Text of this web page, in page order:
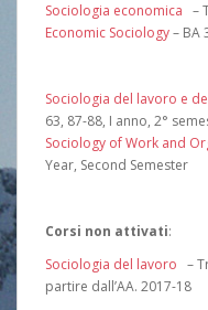
Sociologia economica –
Economic Sociology– BA
Sociologia del lavoro e
63, 87-88, I anno, 2°
Sociology of Work and
Year, Second Semester
Corsi non attivati:
Sociologia del lavoro –
partire dall’AA. 2017-18